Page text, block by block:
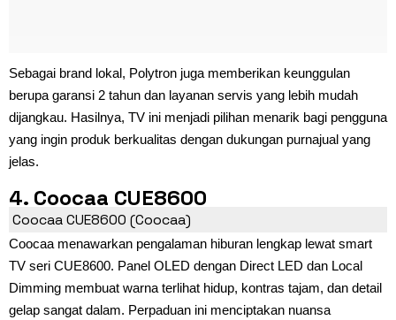
Sebagai brand lokal, Polytron juga memberikan keunggulan
berupa garansi 2 tahun dan layanan servis yang lebih mudah
dijangkau. Hasilnya, TV ini menjadi pilihan menarik bagi pengguna
yang ingin produk berkualitas dengan dukungan purnajual yang
jelas.
4. Coocaa CUE8600
Coocaa CUE8600 (Coocaa)
Coocaa menawarkan pengalaman hiburan lengkap lewat smart
TV seri CUE8600. Panel OLED dengan Direct LED dan Local
Dimming membuat warna terlihat hidup, kontras tajam, dan detail
gelap sangat dalam. Perpaduan ini menciptakan nuansa